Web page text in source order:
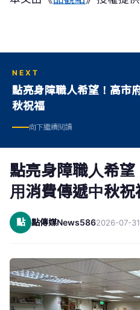
NEXT
點亮身障職人希望！高市
秋祝福
向下繼續閱讀
點亮身障職人希
用消費傳遞中秋祝
點 點傳媒News5862026-07-